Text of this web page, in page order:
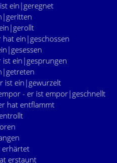
ein|geregnet
hat ein|geschossen
ist ein|gesprungen
ist ein|gewurzelt
- er ist empor|geschnellt
hat entflammt
erhärtet
erstaunt